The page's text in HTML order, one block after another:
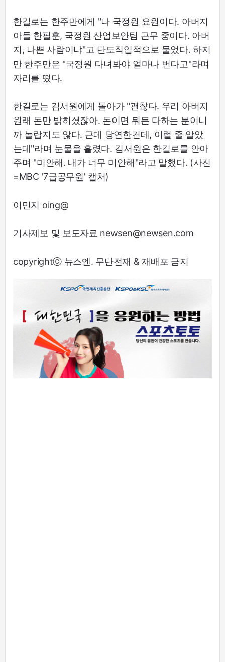
한길로는 한주만에게 "나 국정원 요원이다. 아버지
아들 한필훈, 국정원 산업보안팀 근무 중이다. 아버
지, 나쁜 사람이냐"고 단도직입적으로 물었다. 하지
만 한주만은 "국정원 다녀봐야 얼마나 번다고"라며
자리를 떴다.
한길로는 김서원에게 돌아가 "괜찮다. 우리 아버지
원래 돈만 밝히셨잖아. 돈이면 뭐든 다하는 분이니
까 놀랍지도 않다. 근데 당연한건데, 이럴 줄 알았
는데"라며 눈물을 흘렸다. 김서원은 한길로를 안아
주며 "미안해. 내가 너무 미안해"라고 말했다. (사진
=MBC '7급공무원' 캡처)
이민지 oing@
기사제보 및 보도자료 newsen@newsen.com
copyrightⓒ 뉴스엔. 무단전재 & 재배포 금지